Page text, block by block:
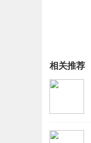
相关推荐